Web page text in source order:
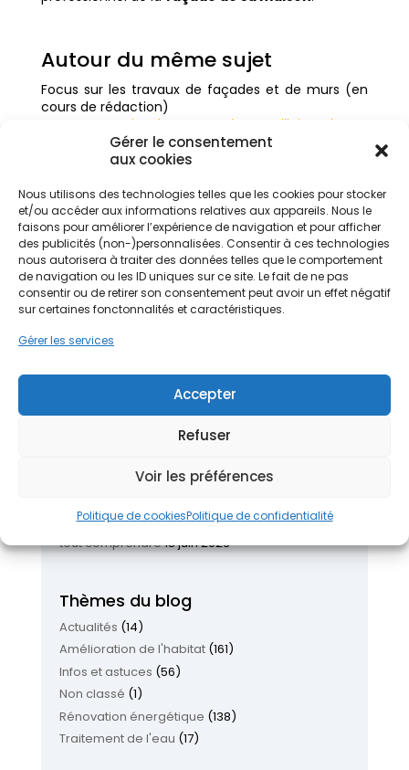
Gérer le consentement
aux cookies
Nous utilisons des technologies telles que les cookies pour stocker
et/ou accéder aux informations relatives aux appareils. Nous le
faisons pour améliorer l’expérience de navigation et pour afficher
des publicités (non-)personnalisées. Consentir à ces technologies
nous autorisera à traiter des données telles que le comportement
de navigation ou les ID uniques sur ce site. Le fait de ne pas
consentir ou de retirer son consentement peut avoir un effet négatif
sur certaines fonctonnalités et caractéristiques.
Gérer les services
Accepter
Refuser
Voir les préférences
Politique de cookiesPolitique de confidentialité
Autour du même sujet
Focus sur les travaux de façades et de murs (en
cours de rédaction)
Comment traiter les remontées capillaires de vos
Quelle rénovation pour quel matériau ?
Tout savoir du ravalement de façade
tendances pour améliorer son habitat26 juin
24 juin 2026
Chauffez mieux, payez moins : Pourquoi la
Aides rénovation 2026 : le guide complet pour
tout comprendre18 juin 2026
Thèmes du blog
Actualités (14)
Amélioration de l'habitat(161)
Infos et astuces (56)
Non classé (1)
Rénovation énergétique (138)
Traitement de l'eau (17)